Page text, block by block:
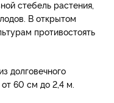
стебель растения,
В открытом
противостоять
долговечного
60 см до 2,4 м.